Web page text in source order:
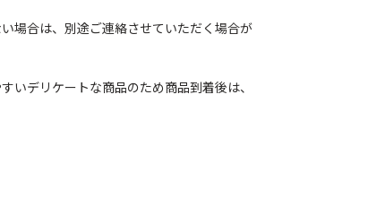
場合は、別途ご連絡させていただく場合が
いデリケートな商品のため商品到着後は、